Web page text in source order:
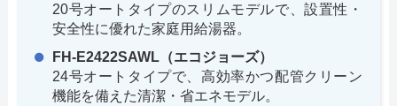
20号オートタイプのスリムモデルで、設置性・
安全性に優れた家庭用給湯器。
FH-E2422SAWL（エコジョーズ）
24号オートタイプで、高効率かつ配管クリーン
機能を備えた清潔・省エネモデル。